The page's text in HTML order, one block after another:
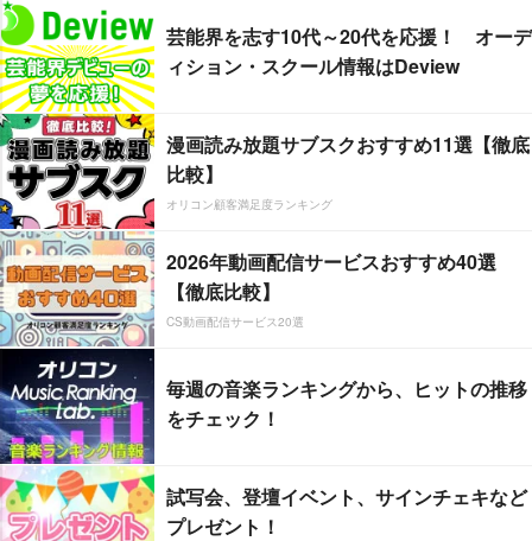
芸能界を志す10代～20代を応援！ オーデ
ィション・スクール情報はDeview
漫画読み放題サブスクおすすめ11選【徹底
比較】
オリコン顧客満足度ランキング
2026年動画配信サービスおすすめ40選
【徹底比較】
CS動画配信サービス20選
毎週の音楽ランキングから、ヒットの推移
をチェック！
試写会、登壇イベント、サインチェキなど
プレゼント！